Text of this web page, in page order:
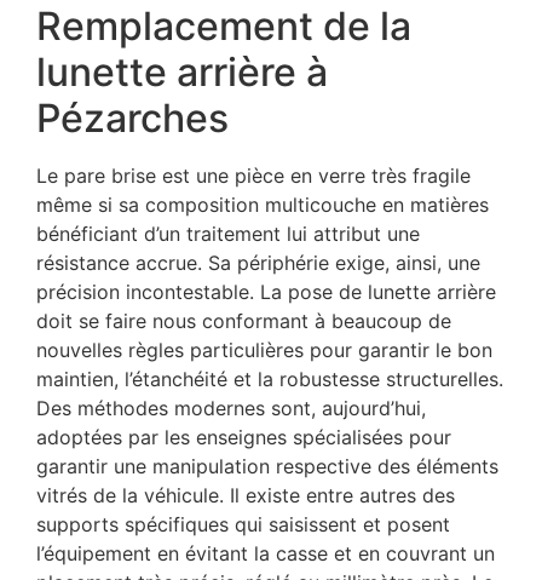
Remplacement de la
lunette arrière à
Pézarches
Le pare brise est une pièce en verre très fragile
même si sa composition multicouche en matières
bénéficiant d’un traitement lui attribut une
résistance accrue. Sa périphérie exige, ainsi, une
précision incontestable. La pose de lunette arrière
doit se faire nous conformant à beaucoup de
nouvelles règles particulières pour garantir le bon
maintien, l’étanchéité et la robustesse structurelles.
Des méthodes modernes sont, aujourd’hui,
adoptées par les enseignes spécialisées pour
garantir une manipulation respective des éléments
vitrés de la véhicule. Il existe entre autres des
supports spécifiques qui saisissent et posent
l’équipement en évitant la casse et en couvrant un